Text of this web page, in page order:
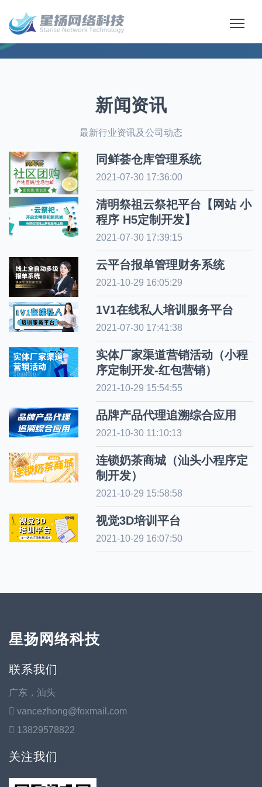
新闻资讯
最新行业资讯及公司动态
同鲜荟仓库管理系统
2021-07-30 17:36:00
清明祭祖云祭祀平台【网站 小
程序 H5定制开发】
2021-07-30 17:39:15
云平台报单管理财务系统
2021-10-29 16:05:29
1V1在线私人培训服务平台
2021-07-30 17:41:38
实体厂家渠道营销活动（小程
序定制开发-红包营销）
2021-10-29 15:54:55
品牌产品代理追溯综合应用
2021-10-30 11:10:13
连锁奶茶商城（汕头小程序定
制开发）
2021-10-29 15:58:58
视觉3D培训平台
2021-10-29 16:07:50
星扬网络科技
联系我们
广东，汕头
vancezhong@foxmail.com
13829578822
关注我们